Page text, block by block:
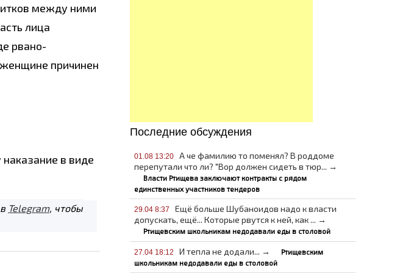
между ними
лица
рвано-
причинен
в виде
Telegram, чтобы
Последние обсуждения
01.08 13:20
А че фамилию то поменял? В роддоме
перепутали что ли? "Вор должен сидеть в тюр... →
Власти Ртищева заключают контракты с рядом
единственных участников тендеров
29.04 8:37
Ещё больше Шубаноидов надо к власти
допускать, ещё... Которые рвутся к ней, как ... →
Ртищевским школьникам недодавали еды в столовой
27.04 18:12 И тепла не додали... →
Ртищевским
школьникам недодавали еды в столовой